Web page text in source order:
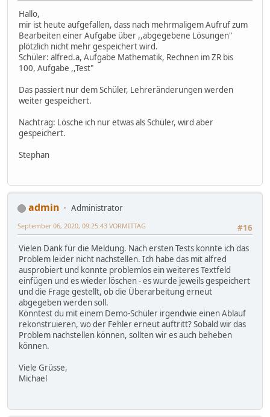
Hallo,
mir ist heute aufgefallen, dass nach mehrmaligem Aufruf zum
Bearbeiten einer Aufgabe über ,,abgegebene Lösungen"
plötzlich nicht mehr gespeichert wird.
Schüler: alfred.a, Aufgabe Mathematik, Rechnen im ZR bis
100, Aufgabe ,,Test"
Das passiert nur dem Schüler, Lehreränderungen werden
weiter gespeichert.
Nachtrag: Lösche ich nur etwas als Schüler, wird aber
gespeichert.
Stephan
admin
Administrator
#16
September 06, 2020, 09:25:43 VORMITTAG
Vielen Dank für die Meldung. Nach ersten Tests konnte ich das
Problem leider nicht nachstellen. Ich habe das mit alfred
ausprobiert und konnte problemlos ein weiteres Textfeld
einfügen und es wieder löschen - es wurde jeweils gespeichert
und die Frage gestellt, ob die Überarbeitung erneut
abgegeben werden soll.
Könntest du mit einem Demo-Schüler irgendwie einen Ablauf
rekonstruieren, wo der Fehler erneut auftritt? Sobald wir das
Problem nachstellen können, sollten wir es auch beheben
können.
Viele Grüsse,
Michael